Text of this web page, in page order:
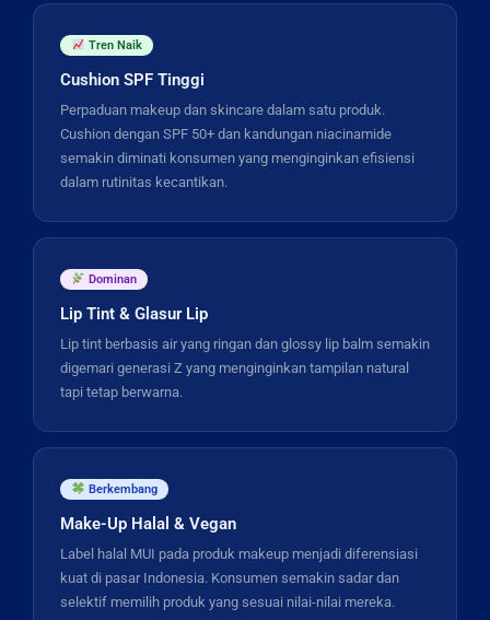
Tren Naik
Cushion SPF Tinggi
Perpaduan makeup dan skincare dalam satu produk.
Cushion dengan SPF 50+ dan kandungan niacinamide
semakin diminati konsumen yang menginginkan efisiensi
dalam rutinitas kecantikan.
Dominan
Lip Tint & Glasur Lip
Lip tint berbasis air yang ringan dan glossy lip balm semakin
digemari generasi Z yang menginginkan tampilan natural
tapi tetap berwarna.
Berkembang
Make-Up Halal & Vegan
Label halal MUI pada produk makeup menjadi diferensiasi
kuat di pasar Indonesia. Konsumen semakin sadar dan
selektif memilih produk yang sesuai nilai-nilai mereka.